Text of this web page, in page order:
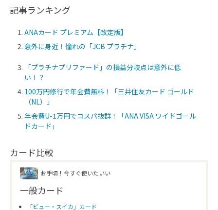
記事ランキング
ANAカード プレミアム【改定版】
意外に身近！憧れの「JCB プラチナ」
「プラチナプリファード」の損益分岐点は意外に低
い！？
100万円修行で年会費無料！「三井住友カード ゴールド
（NL）」
年会費U-1万円でコスパ抜群！「ANA VISA ワイドゴール
ドカード」
カード比較
お手頃！今すぐ使いたいい
一般カード
「ビュー・スイカ」カード